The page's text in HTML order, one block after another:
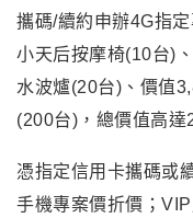
攜碼/續約申辦4G指
小天后按摩椅(10台)
水波爐(20台) 、 價值
(200台)，總價值高達
憑指定信用卡攜碼或
手機專案價折價；